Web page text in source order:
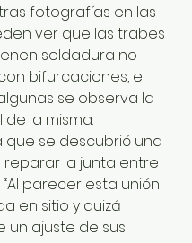
fotografías en las
ver que las trabes
soldadura no
bifurcaciones, e
se observa la
la misma.
que se descubrió una
reparar la junta entre
parecer esta unión
en sitio y quizá
un ajuste de sus